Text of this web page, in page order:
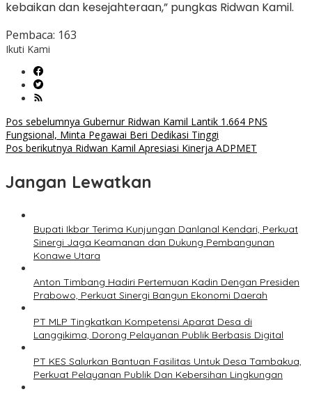
kebaikan dan kesejahteraan,” pungkas Ridwan Kamil.
Pembaca: 163
Ikuti Kami
Navigasi
pos
Pos sebelumnya Gubernur Ridwan Kamil Lantik 1.664 PNS
Fungsional, Minta Pegawai Beri Dedikasi Tinggi
Pos berikutnya Ridwan Kamil Apresiasi Kinerja ADPMET
Jangan Lewatkan
Bupati Ikbar Terima Kunjungan Danlanal Kendari, Perkuat
Sinergi Jaga Keamanan dan Dukung Pembangunan
Konawe Utara
Anton Timbang Hadiri Pertemuan Kadin Dengan Presiden
Prabowo, Perkuat Sinergi Bangun Ekonomi Daerah
PT MLP Tingkatkan Kompetensi Aparat Desa di
Langgikima, Dorong Pelayanan Publik Berbasis Digital
PT KES Salurkan Bantuan Fasilitas Untuk Desa Tambakua,
Perkuat Pelayanan Publik Dan Kebersihan Lingkungan